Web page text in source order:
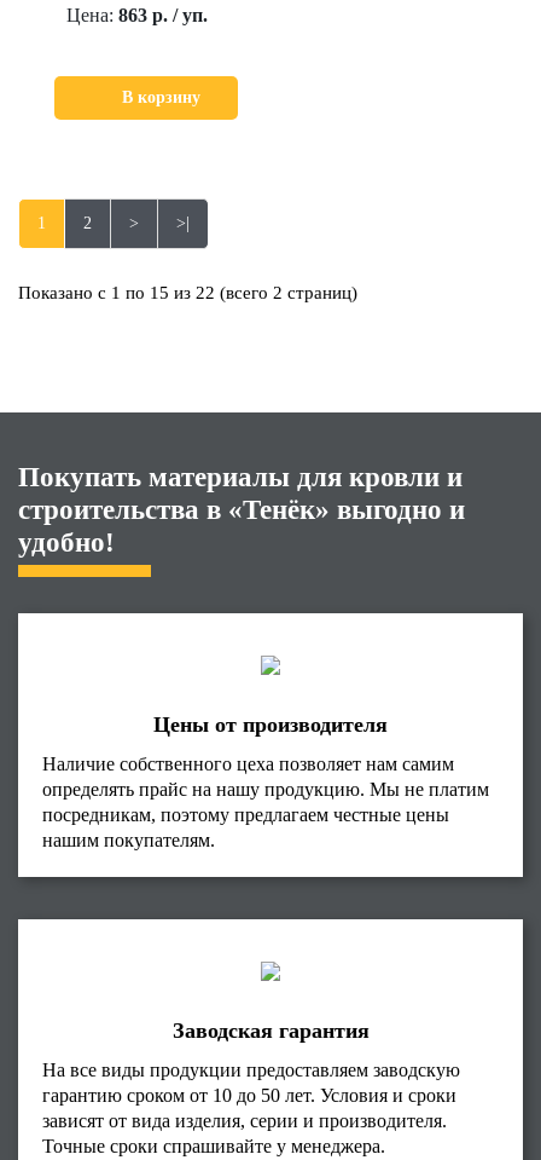
Цена: 863 р. / уп.
В корзину
1 2 > >|
Показано с 1 по 15 из 22 (всего 2 страниц)
Покупать материалы для кровли и
строительства в «Тенёк» выгодно и
удобно!
Цены от производителя
Наличие собственного цеха позволяет нам самим
определять прайс на нашу продукцию. Мы не платим
посредникам, поэтому предлагаем честные цены
нашим покупателям.
Заводская гарантия
На все виды продукции предоставляем заводскую
гарантию сроком от 10 до 50 лет. Условия и сроки
зависят от вида изделия, серии и производителя.
Точные сроки спрашивайте у менеджера.